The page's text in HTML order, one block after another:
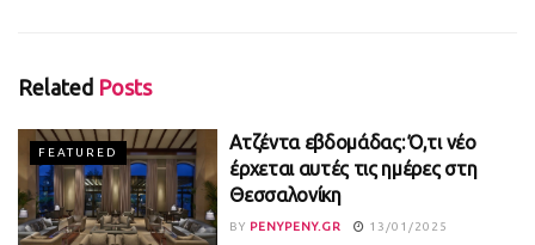
Related Posts
FEATURED
Ατζέντα εβδομάδας: Ό,τι νέο
έρχεται αυτές τις ημέρες στη
Θεσσαλονίκη
BY PENYPENY.GR 13/01/2025